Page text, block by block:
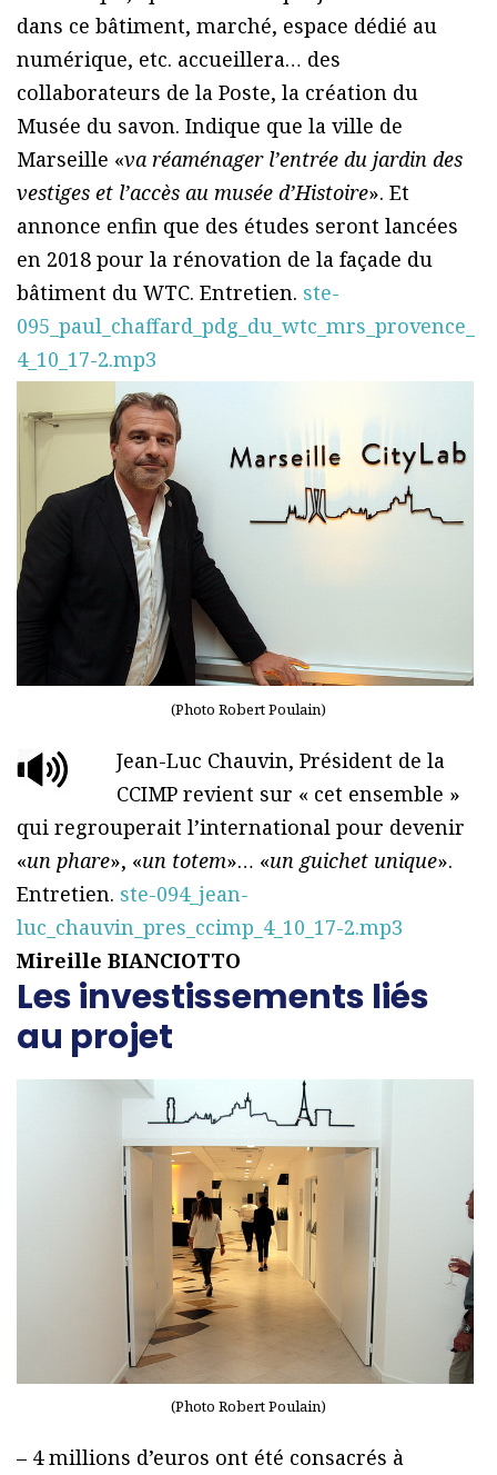
dans ce bâtiment, marché, espace dédié au
numérique, etc. accueillera… des
collaborateurs de la Poste, la création du
Musée du savon. Indique que la ville de
Marseille «va réaménager l’entrée du jardin des
vestiges et l’accès au musée d’Histoire». Et
annonce enfin que des études seront lancées
en 2018 pour la rénovation de la façade du
bâtiment du WTC. Entretien. ste-
095_paul_chaffard_pdg_du_wtc_mrs_provence_
4_10_17-2.mp3
(Photo Robert Poulain)
Jean-Luc Chauvin, Président de la
CCIMP revient sur « cet ensemble »
qui regrouperait l’international pour devenir
«un phare», «un totem»… «un guichet unique».
Entretien. ste-094_jean-
luc_chauvin_pres_ccimp_4_10_17-2.mp3
Mireille BIANCIOTTO
Les investissements liés
au projet
(Photo Robert Poulain)
– 4 millions d’euros ont été consacrés à